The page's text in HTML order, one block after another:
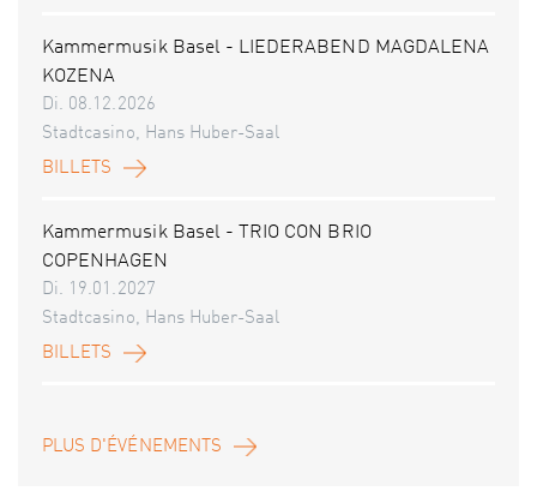
Kammermusik Basel - LIEDERABEND MAGDALENA
KOZENA
Di. 08.12.2026
Stadtcasino, Hans Huber-Saal
BILLETS
Kammermusik Basel - TRIO CON BRIO
COPENHAGEN
Di. 19.01.2027
Stadtcasino, Hans Huber-Saal
BILLETS
PLUS D'ÉVÉNEMENTS